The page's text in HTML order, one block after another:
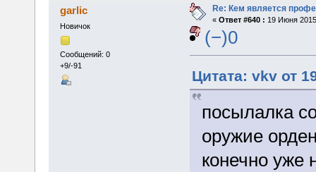
garlic
Новичок
Сообщений: 0
+9/-91
Re: Кем является
« Ответ #640 : 19 Июня
(−)0
Цитата: vkv от
посылалка
оружие
конечно уже